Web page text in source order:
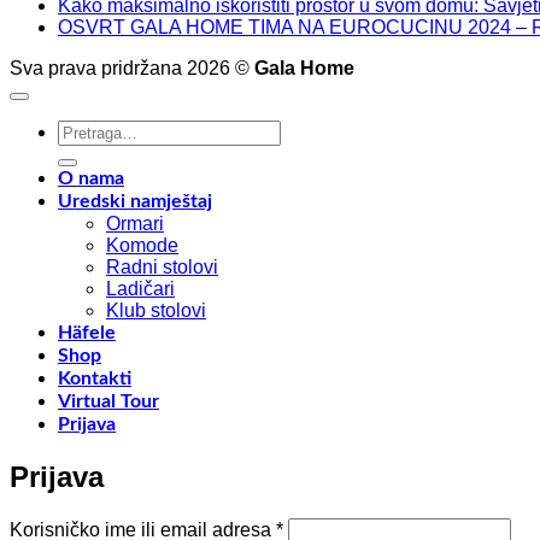
Kako maksimalno iskoristiti prostor u svom domu:
OSVRT GALA HOME TIMA NA EUROCUCINU 2024 –
Sva prava pridržana 2026 © Gala Home
Pretraži:
O nama
Uredski namještaj
Ormari
Komode
Radni stolovi
Ladičari
Klub stolovi
Häfele
Shop
Kontakti
Virtual Tour
Prijava
Prijava
Korisničko ime ili email adresa *Obavezno